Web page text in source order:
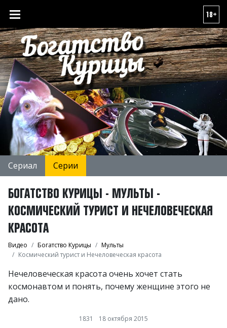
18+
Сериал Серии
БОГАТСТВО КУРИЦЫ - МУЛЬТЫ -
КОСМИЧЕСКИЙ ТУРИСТ И НЕЧЕЛОВЕЧЕСКАЯ
КРАСОТА
Видео Богатство Курицы
Мульты
Космический турист и Нечеловеческая красота
Нечеловеческая красота очень хочет стать
космонавтом и понять, почему женщине этого не
дано.
1831 18 октября 2015